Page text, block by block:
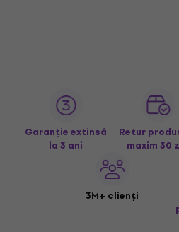
Garanție extinsă
la 3 ani
Retur
maxim 30
3M+ clienți